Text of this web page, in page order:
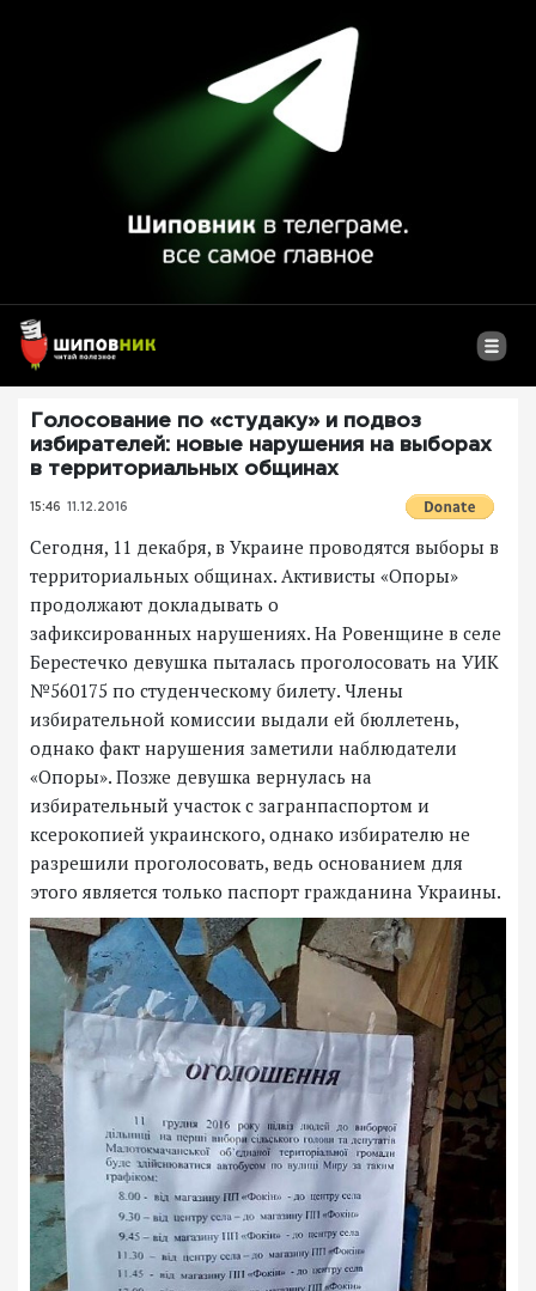
Голосование по «студаку» и подвоз
избирателей: новые нарушения на выборах
в территориальных общинах
15:46 11.12.2016
Сегодня, 11 декабря, в Украине проводятся выборы в
территориальных общинах. Активисты «Опоры»
продолжают докладывать о
зафиксированных нарушениях. На Ровенщине в селе
Берестечко девушка пыталась проголосовать на УИК
№560175 по студенческому билету. Члены
избирательной комиссии выдали ей бюллетень,
однако факт нарушения заметили наблюдатели
«Опоры». Позже девушка вернулась на
избирательный участок с загранпаспортом и
ксерокопией украинского, однако избирателю не
разрешили проголосовать, ведь основанием для
этого является только паспорт гражданина Украины.